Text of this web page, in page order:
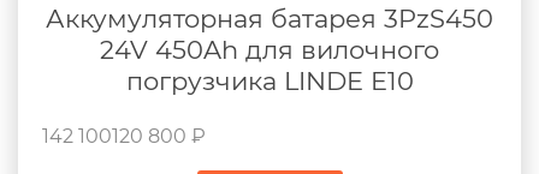
Аккумуляторная батарея 3PzS450
24V 450Ah для вилочного
погрузчика LINDE E10
142 100120 800 ₽